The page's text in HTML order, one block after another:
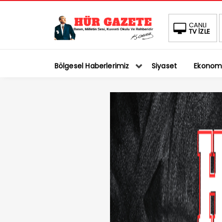
CANLI
TV İZLE
Bölgesel Haberlerimiz Siyaset